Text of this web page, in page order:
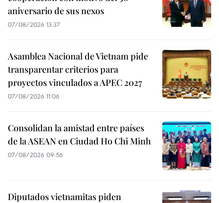
aniversario de sus nexos
07/08/2026 13:37
Asamblea Nacional de Vietnam pide
transparentar criterios para
proyectos vinculados a APEC 2027
07/08/2026 11:06
Consolidan la amistad entre países
de la ASEAN en Ciudad Ho Chi Minh
07/08/2026 09:56
Diputados vietnamitas piden